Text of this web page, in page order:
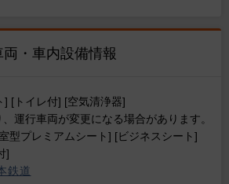
両・車内設備情報
[トイレ付] [空気清浄器]
運行車両が変更になる場合があります。
型プレミアムシート] [ビジネスシート]
]
鉄道